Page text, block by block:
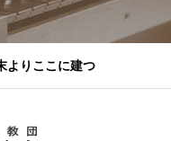
よりここに建つ